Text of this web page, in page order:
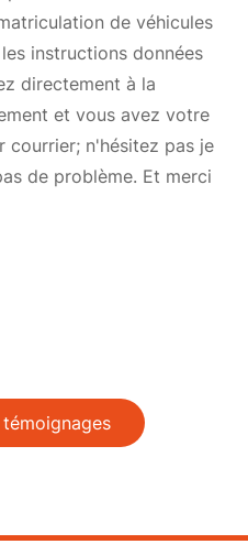
de véhicules
instructions données
directement à la
et vous avez votre
courrier; n'hésitez pas je
de problème. Et merci